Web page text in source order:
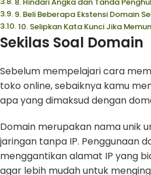
9. Beli Beberapa Ekstensi Domain
10. Selipkan Kata Kunci Jika
Sekilas Soal Domain
Sebelum mempelajari cara
toko online, sebaiknya kamu
apa yang dimaksud dengan
Domain merupakan nama unik
jaringan tanpa IP. Penggunaan
menggantikan alamat IP yang
agar lebih mudah untuk